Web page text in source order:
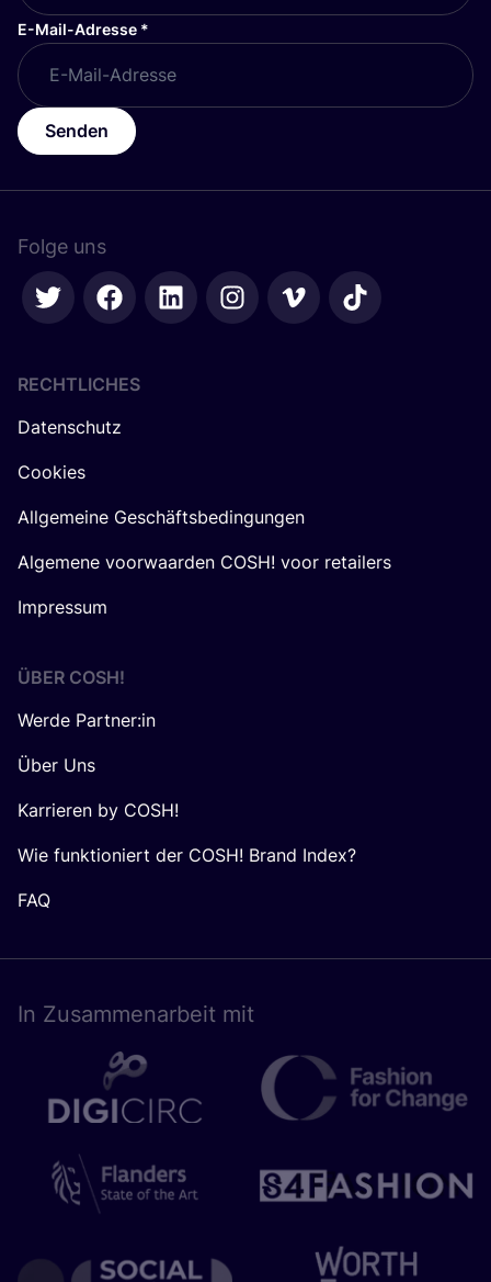
E-Mail-Adresse *
Senden
Folge uns
RECHTLICHES
Datenschutz
Cookies
Allgemeine Geschäftsbedingungen
Algemene voorwaarden COSH! voor retailers
Impressum
ÜBER COSH!
Werde Partner:in
Über Uns
Karrieren by COSH!
Wie funktioniert der COSH! Brand Index?
FAQ
In Zusam­men­ar­beit mit